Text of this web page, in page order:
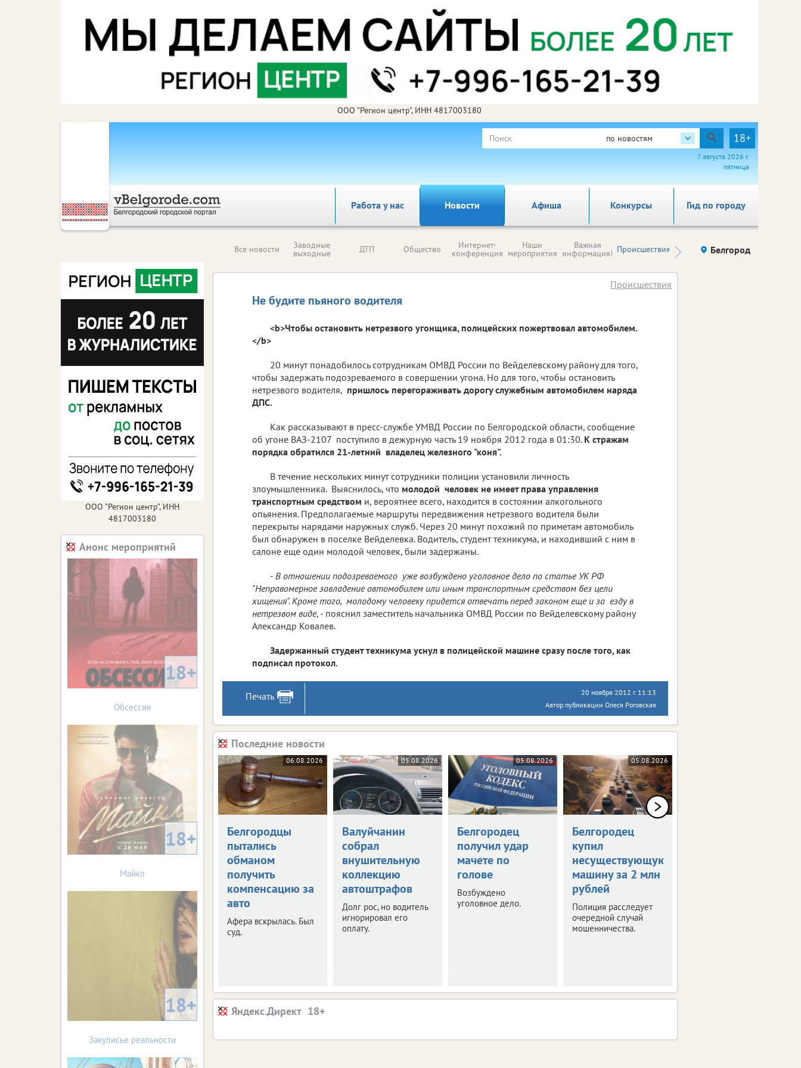
ООО "Регион центр", ИНН 4817003180
по новостям 18+
7 августа 2026 г.
пятница
Работа у нас Новости Афиша Гид по городу
Конкурсы
Все новости Заводные
выходные ДТП Общество Интернет-
конференция
Наши
мероприятия
Важная
информация! Происшествия Здоровье компаний (на
правах
Белгород
Не будите пьяного водителя
Происшествия
<b>Чтобы остановить нетрезвого угонщика, полицейских пожертвовал автомобилем.
</b>
20 минут понадобилось сотрудникам ОМВД России по Вейделевскому району для того,
чтобы задержать подозреваемого в совершении угона. Но для того, чтобы остановить
нетрезвого водителя, пришлось перегораживать дорогу служебным автомобилем наряда
ДПС.
Как рассказывают в пресс-службе УМВД России по Белгородской области, сообщение
об угоне ВАЗ-2107 поступило в дежурную часть 19 ноября 2012 года в 01:30. К стражам
порядка обратился 21-летний владелец железного "коня".
В течение нескольких минут сотрудники полиции установили личность
злоумышленника. Выяснилось, что молодой человек не имеет права управления
транспортным средством и, вероятнее всего, находится в состоянии алкогольного
опьянения. Предполагаемые маршруты передвижения нетрезвого водителя были
перекрыты нарядами наружных служб. Через 20 минут похожий по приметам автомобиль
был обнаружен в поселке Вейделевка. Водитель, студент техникума, и находивший с ним в
салоне еще один молодой человек, были задержаны.
- В отношении подозреваемого уже возбуждено уголовное дело по статье УК РФ
"Неправомерное завладение автомобилем или иным транспортным средством без цели
хищения". Кроме того, молодому человеку придется отвечать перед законом еще и за езду в
нетрезвом виде, - пояснил заместитель начальника ОМВД России по Вейделевскому району
Александр Ковалев.
Задержанный студент техникума уснул в полицейской машине сразу после того, как
подписал протокол.
Печать
20 ноября 2012 г. 11:13
Автор публикации Олеся Роговская
Последние новости
06.08.2026
Белгородцы
пытались
обманом
получить
компенсацию за
авто
Афера вскрылась. Был
суд.
05.08.2026
Валуйчанин
собрал
внушительную
коллекцию
автоштрафов
Долг рос, но водитель
игнорировал его
оплату.
05.08.2026
Белгородец
получил удар
мачете по
голове
Возбуждено
уголовное дело.
05.08.2026
Белгородец
купил
несуществующую
машину за 2 млн
рублей
Полиция расследует
очередной случай
мошенничества.
Яндекс.Директ
ООО "Регион центр", ИНН
4817003180
Анонс мероприятий
18+
Обсессия
18+
Майкл
18+
Закулисье реальности